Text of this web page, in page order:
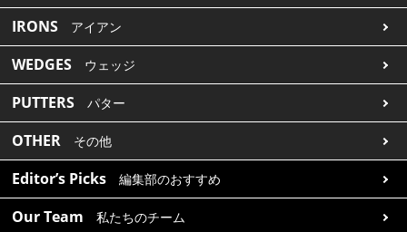
IRONS アイアン
WEDGES ウェッジ
PUTTERS パター
OTHER その他
Editor’s Picks 編集部のおすすめ
Our Team 私たちのチーム